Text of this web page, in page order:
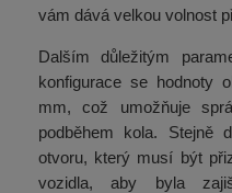
vám dává velkou volnost
Dalším důležitým
konfigurace se hodnoty
mm, což umožňuje
podběhem kola. Stejně
otvoru, který musí být
vozidla, aby byla